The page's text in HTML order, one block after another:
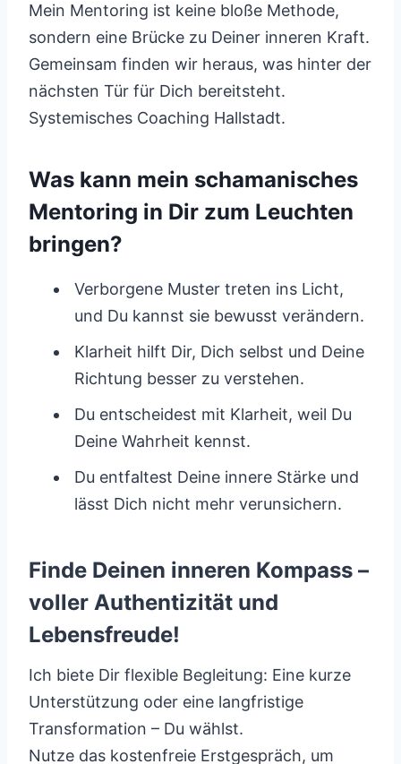
Mein Mentoring ist keine bloße Methode,
sondern eine Brücke zu Deiner inneren Kraft.
Gemeinsam finden wir heraus, was hinter der
nächsten Tür für Dich bereitsteht.
Systemisches Coaching Hallstadt.
Was kann mein schamanisches
Mentoring in Dir zum Leuchten
bringen?
Verborgene Muster treten ins Licht,
und Du kannst sie bewusst verändern.
Klarheit hilft Dir, Dich selbst und Deine
Richtung besser zu verstehen.
Du entscheidest mit Klarheit, weil Du
Deine Wahrheit kennst.
Du entfaltest Deine innere Stärke und
lässt Dich nicht mehr verunsichern.
Finde Deinen inneren Kompass –
voller Authentizität und
Lebensfreude!
Ich biete Dir flexible Begleitung: Eine kurze
Unterstützung oder eine langfristige
Transformation – Du wählst.
Nutze das kostenfreie Erstgespräch, um